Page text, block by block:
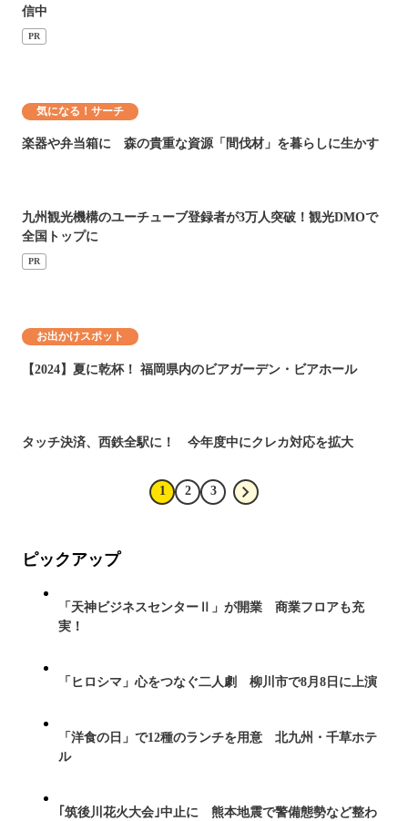
信中
PR
気になる！サーチ
楽器や弁当箱に 森の貴重な資源「間伐材」を暮らしに生かす
九州観光機構のユーチューブ登録者が3万人突破！観光DMOで
全国トップに
PR
お出かけスポット
【2024】夏に乾杯！ 福岡県内のビアガーデン・ビアホール
タッチ決済、西鉄全駅に！ 今年度中にクレカ対応を拡大
1 2 3
ピックアップ
「天神ビジネスセンターⅡ」が開業 商業フロアも充
実！
「ヒロシマ」心をつなぐ二人劇 柳川市で8月8日に上演
「洋食の日」で12種のランチを用意 北九州・千草ホテ
ル
｢筑後川花火大会｣中止に 熊本地震で警備態勢など整わ